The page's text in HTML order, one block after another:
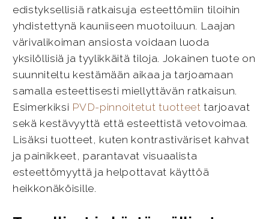
edistyksellisiä ratkaisuja esteettömiin tiloihin
yhdistettynä kauniiseen muotoiluun. Laajan
värivalikoiman ansiosta voidaan luoda
yksilöllisiä ja tyylikkäitä tiloja. Jokainen tuote on
suunniteltu kestämään aikaa ja tarjoamaan
samalla esteettisesti miellyttävän ratkaisun.
Esimerkiksi PVD-pinnoitetut tuotteet tarjoavat
sekä kestävyyttä että esteettistä vetovoimaa.
Lisäksi tuotteet, kuten kontrastiväriset kahvat
ja painikkeet, parantavat visuaalista
esteettömyyttä ja helpottavat käyttöä
heikkonäköisille.